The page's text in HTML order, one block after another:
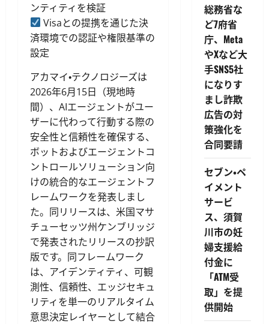
ンティティを検証
Visaとの提携を通じた決
済環境での認証や権限基準の
設定
アカマイ・テクノロジーズは
2026年6月15日（現地時
間）、AIエージェントがユー
ザーに代わって行動する際の
安全性と信頼性を確保する、
ボットおよびエージェントコ
ントロールソリューション向
けの統合的なエージェントフ
レームワークを発表しまし
た。同リリースは、米国マサ
チューセッツ州ケンブリッジ
で発表されたリリースの抄訳
版です。同フレームワーク
は、アイデンティティ、可観
測性、信頼性、エッジセキュ
リティを単一のリアルタイム
意思決定レイヤーとして結合
総務省な
ど7府省
庁、Meta
やXなど大
手SNS5社
になりす
まし詐欺
広告の対
策強化を
合同要請
セブン・ペ
イメント
サービ
ス、須賀
川市の妊
婦支援給
付金に
「ATM受
取」を提
供開始